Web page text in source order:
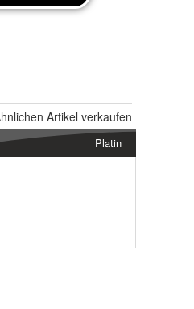
Artikel verkaufen
Platin